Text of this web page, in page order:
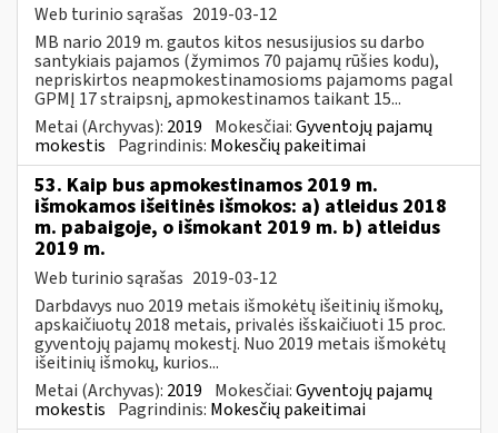
Web turinio sąrašas 2019-03-12
MB nario 2019 m. gautos kitos nesusijusios su darbo
santykiais pajamos (žymimos 70 pajamų rūšies kodu),
nepriskirtos neapmokestinamosioms pajamoms pagal
GPMĮ 17 straipsnį, apmokestinamos taikant 15...
Metai (Archyvas): 2019 Mokesčiai:Gyventojų pajamų
mokestis Pagrindinis: Mokesčių pakeitimai
53. Kaip bus apmokestinamos 2019 m.
išmokamos išeitinės išmokos: a) atleidus 2018
m. pabaigoje, o išmokant 2019 m. b) atleidus
2019 m.
Web turinio sąrašas 2019-03-12
Darbdavys nuo 2019 metais išmokėtų išeitinių išmokų,
apskaičiuotų 2018 metais, privalės išskaičiuoti 15 proc.
gyventojų pajamų mokestį. Nuo 2019 metais išmokėtų
išeitinių išmokų, kurios...
Metai (Archyvas): 2019 Mokesčiai:Gyventojų pajamų
mokestis Pagrindinis: Mokesčių pakeitimai